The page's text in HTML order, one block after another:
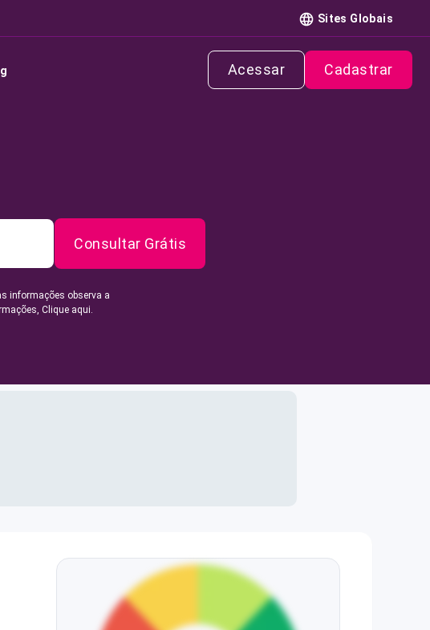
Sites Globais
Acessar Cadastrar
Consultar Grátis
informações observa a
Clique aqui.